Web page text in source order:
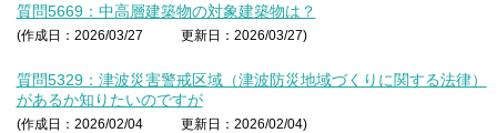
質問5669：中高層建築物の対象建築物は？
(作成日：2026/03/27 更新日：2026/03/27)
質問5329：津波災害警戒区域（津波防災地域づくりに関する法律）
があるか知りたいのですが
(作成日：2026/02/04 更新日：2026/02/04)